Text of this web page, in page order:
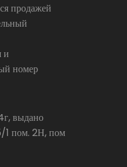
продажей
и
номер
выдано
1 пом. 2Н, пом